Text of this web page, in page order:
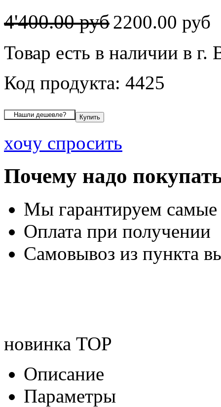
4'400.00 руб2200.00 руб
Товар есть в наличии в г.
Код продукта: 4425
хочу спросить
Почему надо
Мы гарантируем
Оплата при получении
Самовывоз из пункта
новинка TOP
Описание
Параметры